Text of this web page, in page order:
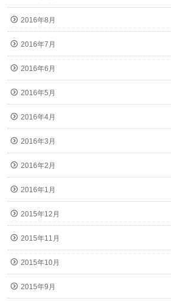
2016年8月
2016年7月
2016年6月
2016年5月
2016年4月
2016年3月
2016年2月
2016年1月
2015年12月
2015年11月
2015年10月
2015年9月